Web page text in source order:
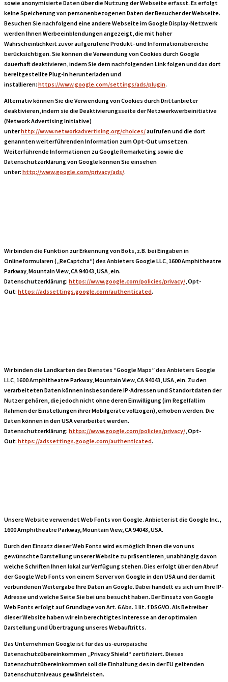
sowie anonymisierte Daten über die Nutzung der Webseite erfasst. Es erfolgt
keine Speicherung von personenbezogenen Daten der Besucher der Webseite.
Besuchen Sie nachfolgend eine andere Webseite im Google Display-Netzwerk
werden Ihnen Werbeeinblendungen angezeigt, die mit hoher
Wahrscheinlichkeit zuvor aufgerufene Produkt- und Informationsbereiche
berücksichtigen. Sie können die Verwendung von Cookies durch Google
dauerhaft deaktivieren, indem Sie dem nachfolgenden Link folgen und das dort
bereitgestellte Plug-In herunterladen und
installieren: https://www.google.com/settings/ads/plugin.
Alternativ können Sie die Verwendung von Cookies durch Drittanbieter
deaktivieren, indem sie die Deaktivierungsseite der Netzwerkwerbeinitiative
(Network Advertising Initiative)
unterhttp://www.networkadvertising.org/choices/aufrufen und die dort
genannten weiterführenden Information zum Opt-Out umsetzen.
Weiterführende Informationen zu Google Remarketing sowie die
Datenschutzerklärung von Google können Sie einsehen
unter: http://www.google.com/privacy/ads/.
Wir binden die Funktion zur Erkennung von Bots, z.B. bei Eingaben in
Onlineformularen („ReCaptcha“) des Anbieters Google LLC, 1600 Amphitheatre
Parkway, Mountain View, CA 94043, USA, ein.
Datenschutzerklärung: https://www.google.com/policies/privacy/ , Opt-
Out: https://adssettings.google.com/authenticated.
Wir binden die Landkarten des Dienstes “Google Maps” des Anbieters Google
LLC, 1600 Amphitheatre Parkway, Mountain View, CA 94043, USA, ein. Zu den
verarbeiteten Daten können insbesondere IP-Adressen und Standortdaten der
Nutzer gehören, die jedoch nicht ohne deren Einwilligung (im Regelfall im
Rahmen der Einstellungen ihrer Mobilgeräte vollzogen), erhoben werden. Die
Daten können in den USA verarbeitet werden.
Datenschutzerklärung: https://www.google.com/policies/privacy/, Opt-
Out: https://adssettings.google.com/authenticated.
Unsere Website verwendet Web Fonts von Google. Anbieter ist die Google Inc.,
1600 Amphitheatre Parkway, Mountain View, CA 94043, USA.
Durch den Einsatz dieser Web Fonts wird es möglich Ihnen die von uns
gewünschte Darstellung unserer Website zu präsentieren, unabhängig davon
welche Schriften Ihnen lokal zur Verfügung stehen. Dies erfolgt über den Abruf
der Google Web Fonts von einem Server von Google in den USA und der damit
verbundenen Weitergabe Ihre Daten an Google. Dabei handelt es sich um Ihre IP-
Adresse und welche Seite Sie bei uns besucht haben. Der Einsatz von Google
Web Fonts erfolgt auf Grundlage von Art. 6 Abs. 1 lit. f DSGVO. Als Betreiber
dieser Website haben wir ein berechtigtes Interesse an der optimalen
Darstellung und Übertragung unseres Webauftritts.
Das Unternehmen Google ist für das us-europäische
Datenschutzübereinkommen „Privacy Shield“ zertifiziert. Dieses
Datenschutzübereinkommen soll die Einhaltung des in der EU geltenden
Datenschutzniveaus gewährleisten.